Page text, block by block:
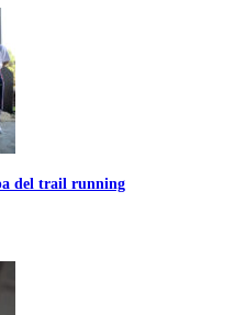
del trail running